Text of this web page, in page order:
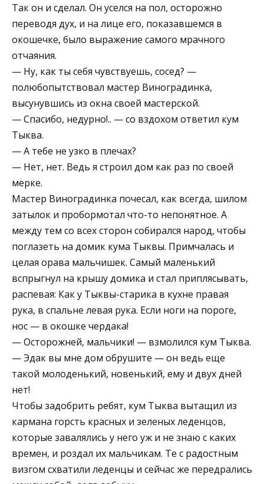
Так он и сделал. Он уселся на пол, осторожно
переводя дух, и на лице его, показавшемся в
окошечке, было выражение самого мрачного
отчаяния.
— Ну, как ты себя чувствуешь, сосед? —
полюбопытствовал мастер Виноградинка,
высунувшись из окна своей мастерской.
— Спасибо, недурно!.. — со вздохом ответил кум
Тыква.
— А тебе не узко в плечах?
— Нет, нет. Ведь я строил дом как раз по своей
мерке.
Мастер Виноградинка почесал, как всегда, шилом
затылок и пробормотал что-то непонятное. А
между тем со всех сторон собирался народ, чтобы
поглазеть на домик кума Тыквы. Примчалась и
целая орава мальчишек. Самый маленький
вспрыгнул на крышу домика и стал приплясывать,
распевая: Как у Тыквы-старика в кухне правая
рука, в спальне левая рука. Если ноги на пороге,
нос — в окошке чердака!
— Осторожней, мальчики! — взмолился кум Тыква.
— Эдак вы мне дом обрушите — он ведь еще
такой молоденький, новенький, ему и двух дней
нет!
Чтобы задобрить ребят, кум Тыква вытащил из
кармана горсть красных и зеленых леденцов,
которые завалялись у него уж и не знаю с каких
времен, и роздал их мальчикам. Те с радостным
визгом схватили леденцы и сейчас же передрались